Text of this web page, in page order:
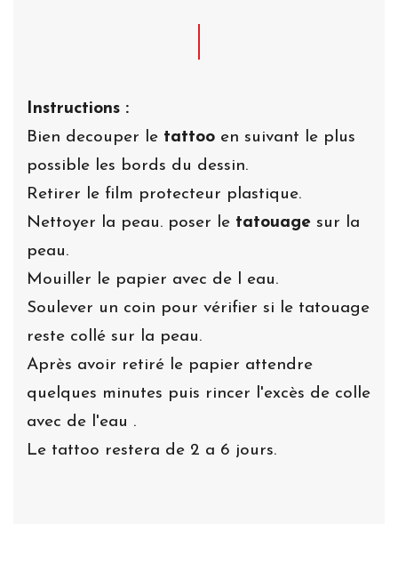
Instructions :
Bien decouper le tattoo en suivant le plus
possible les bords du dessin.
Retirer le film protecteur plastique.
Nettoyer la peau. poser le tatouage sur la
peau.
Mouiller le papier avec de l eau.
Soulever un coin pour vérifier si le tatouage
reste collé sur la peau.
Après avoir retiré le papier attendre
quelques minutes puis rincer l'excès de colle
avec de l'eau .
Le tattoo restera de 2 a 6 jours.